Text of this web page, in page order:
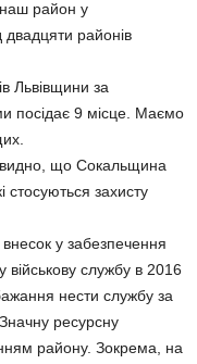
наш район у
двадцяти районів
Львівщини за
посідає 9 місце. Маємо
що Сокальщина
стосуються захисту
у забезпечення
військову службу в 2016
нести службу за
ресурсну
району. Зокрема, на